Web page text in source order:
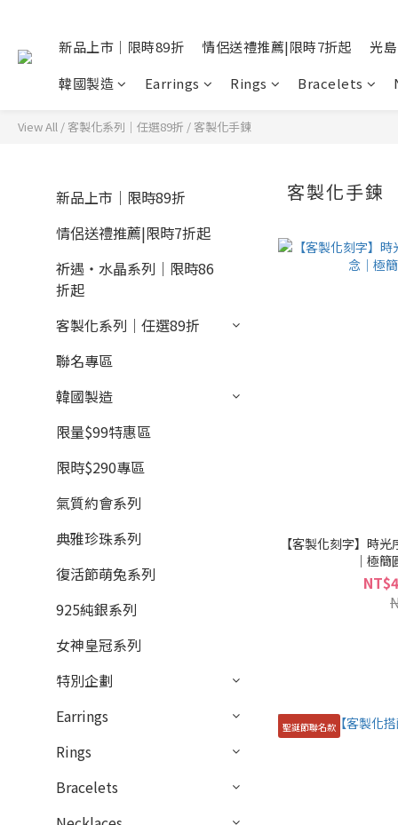
新品上市｜限時89折 情侶送禮推薦|限時7折起 光
韓國製造
Earrings Rings Bracelets
View All / 客製化系列｜任選89折 / 客製化手鍊
新品上市｜限時89折
情侶送禮推薦|限時7折起
祈遇・水晶系列｜限時86
折起
客製化系列｜任選89折
聯名專區
韓國製造
限量$99特惠區
限時$290專區
氣質約會系列
典雅珍珠系列
復活節萌兔系列
925純銀系列
女神皇冠系列
特別企劃
Earrings
Rings
Bracelets
客製化手鍊
【客製化刻字】時
｜極
聖誕節聯名款